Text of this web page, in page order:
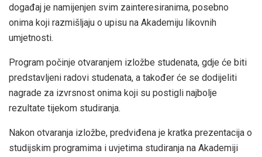
događaj je namijenjen svim zainteresiranima, posebno
onima koji razmišljaju o upisu na Akademiju likovnih
umjetnosti.
Program počinje otvaranjem izložbe studenata, gdje će biti
predstavljeni radovi studenata, a također će se dodijeliti
nagrade za izvrsnost onima koji su postigli najbolje
rezultate tijekom studiranja.
Nakon otvaranja izložbe, predviđena je kratka prezentacija o
studijskim programima i uvjetima studiranja na Akademiji